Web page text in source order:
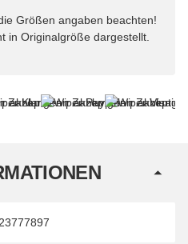
Größen angaben beachten!
in Originalgröße dargestellt.